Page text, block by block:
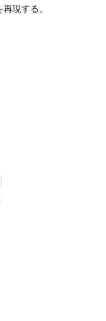
現する。